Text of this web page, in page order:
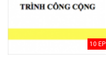
10 EP